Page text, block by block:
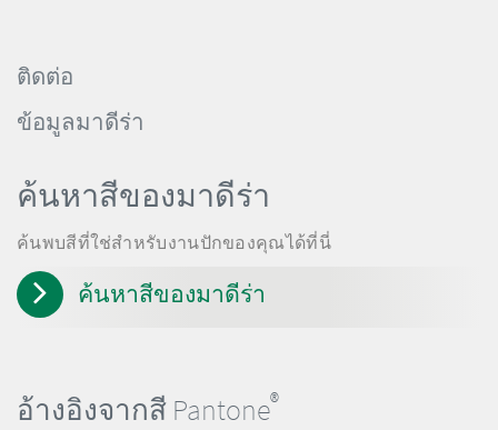
ติดต่อ
ข้อมูลมาดีร่า
ค้นหาสีของมาดีร่า
ค้นพบสีที่ใช่สำหรับงานปักของคุณได้ที่นี่
ค้นหาสีของมาดีร่า
อ้างอิงจากสี Pantone®